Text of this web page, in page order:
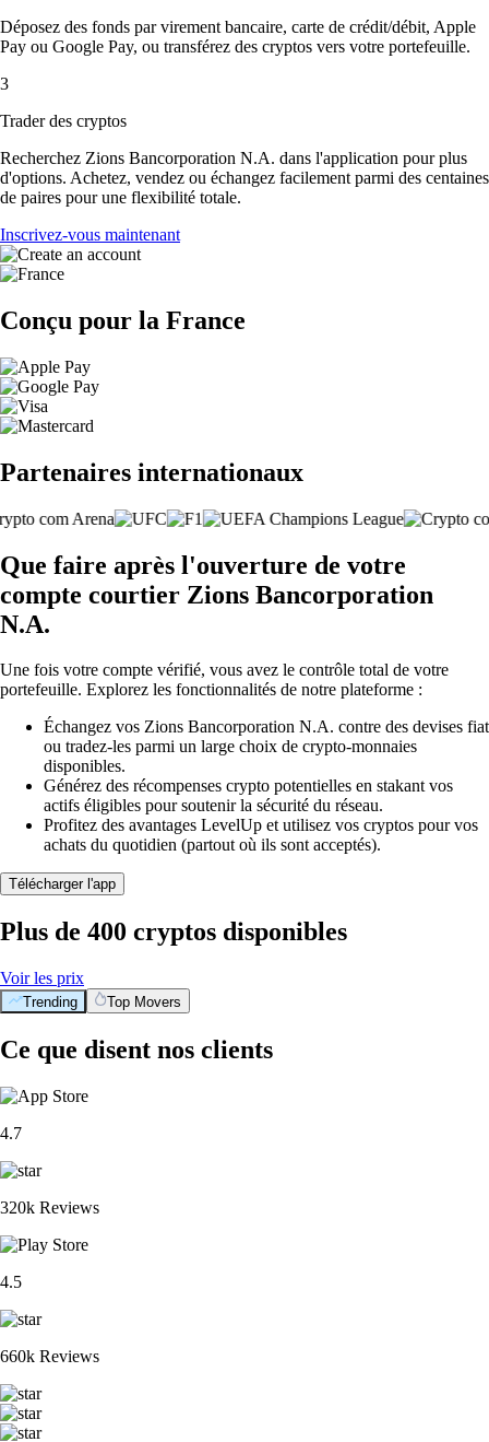
Déposez des fonds par virement bancaire, carte de crédit/débit, Apple
Pay ou Google Pay, ou transférez des cryptos vers votre portefeuille.
3
Trader des cryptos
Recherchez Zions Bancorporation N.A. dans l'application pour plus
d'options. Achetez, vendez ou échangez facilement parmi des centaines
de paires pour une flexibilité totale.
Inscrivez-vous maintenant
Conçu pour la France
Partenaires internationaux
Que faire après l'ouverture de votre
compte courtier Zions Bancorporation
N.A.
Une fois votre compte vérifié, vous avez le contrôle total de votre
portefeuille. Explorez les fonctionnalités de notre plateforme :
Échangez vos Zions Bancorporation N.A. contre des devises fiat
ou tradez-les parmi un large choix de crypto-monnaies
disponibles.
Générez des récompenses crypto potentielles en stakant vos
actifs éligibles pour soutenir la sécurité du réseau.
Profitez des avantages LevelUp et utilisez vos cryptos pour vos
achats du quotidien (partout où ils sont acceptés).
Télécharger l'app
Plus de 400 cryptos disponibles
Voir les prix
Trending Top Movers
Ce que disent nos clients
4.7
320k Reviews
4.5
660k Reviews